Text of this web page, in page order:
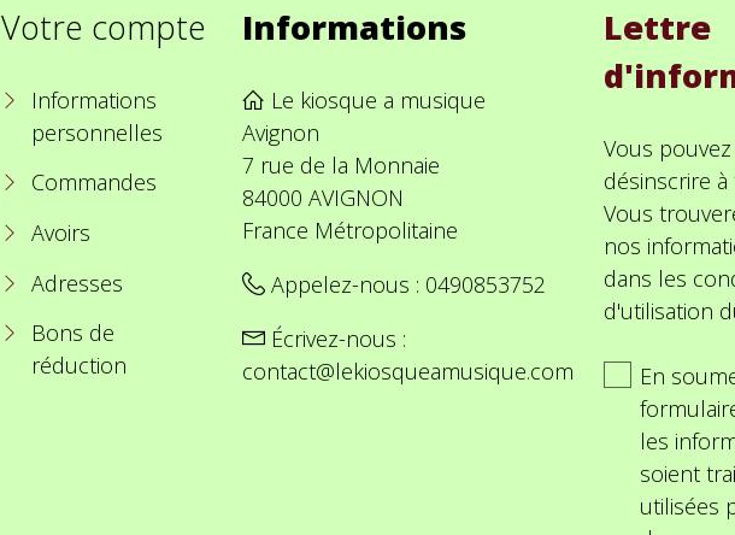
Votre compte
Informations
personnelles
Commandes
Avoirs
Adresses
Bons de
réduction
Informations
Le kiosque a musique
Avignon
7 rue de la Monnaie
84000 AVIGNON
France Métropolitaine
Appelez-nous : 0490853752
Écrivez-nous :
contact@lekiosqueamusique.com
Lettre
Vous
désinscrire
Vous
nos
dans les
d'utilisation
En
les
soient
utilisées